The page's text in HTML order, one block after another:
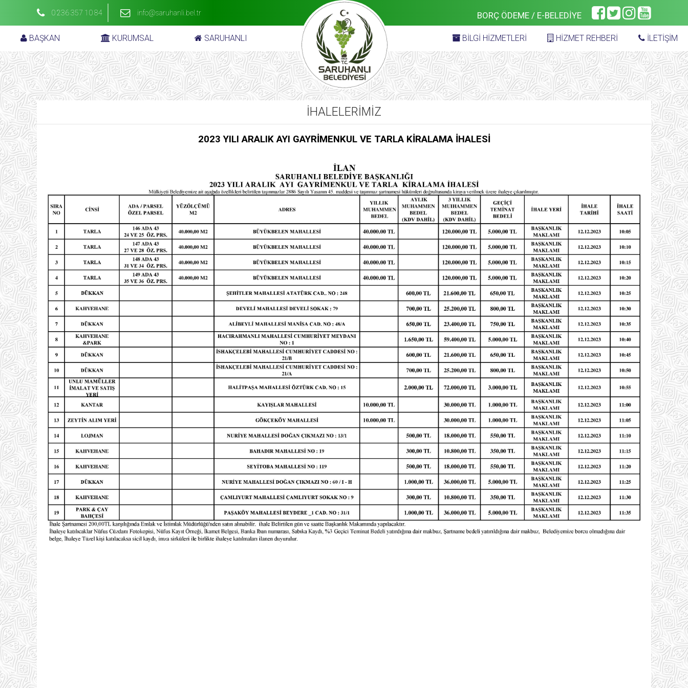
0 236 357 10 84 info@saruhanli.bel.tr BORÇ ÖDEME / E-BELEDİYE
BAŞKAN KURUMSAL SARUHANLI BİLGİ HİZMETLERİ HİZMET REHBERİ İLETİŞİM
İHALELERİMİZ
2023 YILI ARALIK AYI GAYRİMENKUL VE TARLA KİRALAMA İHALESİ